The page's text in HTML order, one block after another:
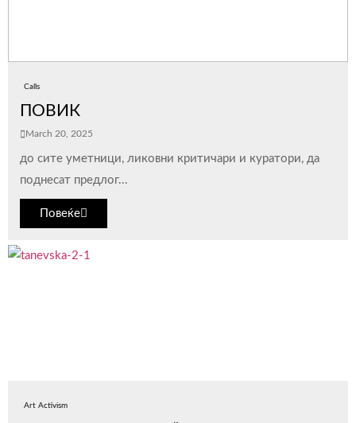
Calls
ПОВИК
March 20, 2025
до сите уметници, ликовни критичари и куратори, да
поднесат предлог...
Повеќе
Art Activism